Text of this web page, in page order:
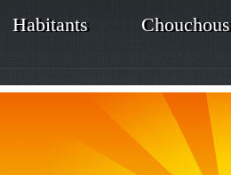
Habitants Chouchous